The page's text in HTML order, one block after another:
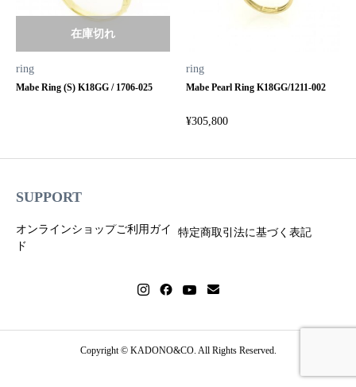
ring
Mabe Ring (S) K18GG / 1706-025
在庫切れ
ring
Mabe Pearl Ring K18GG/1211-002
¥305,800
SUPPORT
オンラインショップご利用ガイ
ド
特定商取引法に基づく表記
Copyright © KADONO&CO. All Rights Reserved.